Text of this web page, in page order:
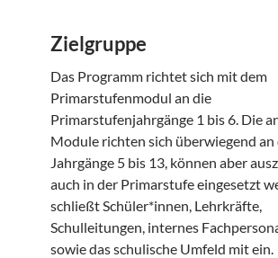
Zielgruppe
Das Programm richtet sich mit dem
Primarstufenmodul an die
Primarstufenjahrgänge 1 bis 6. Die
Module richten sich überwiegend an
Jahrgänge 5 bis 13, können aber
auch in der Primarstufe eingesetzt
schließt Schüler*innen, Lehrkräfte,
Schulleitungen, internes
sowie das schulische Umfeld mit ein.